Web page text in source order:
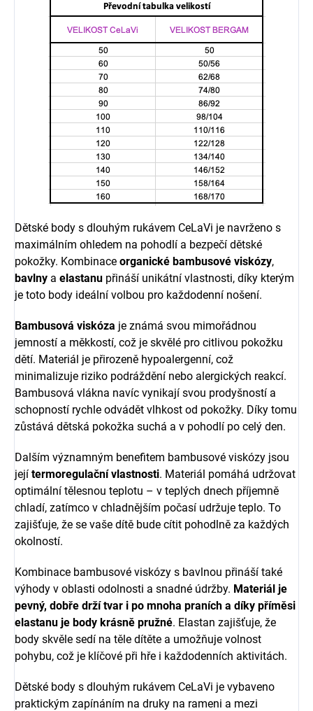
Dětské body s dlouhým rukávem CeLaVi je navrženo s
maximálním ohledem na pohodlí a bezpečí dětské
pokožky. Kombinace organické bambusové viskózy,
bavlny a elastanu přináší unikátní vlastnosti, díky kterým
je toto body ideální volbou pro každodenní nošení.
Bambusová viskóza je známá svou mimořádnou
jemností a měkkostí, což je skvělé pro citlivou pokožku
dětí. Materiál je přirozeně hypoalergenní, což
minimalizuje riziko podráždění nebo alergických reakcí.
Bambusová vlákna navíc vynikají svou prodyšností a
schopností rychle odvádět vlhkost od pokožky. Díky tomu
zůstává dětská pokožka suchá a v pohodlí po celý den.
Dalším významným benefitem bambusové viskózy jsou
její termoregulační vlastnosti. Materiál pomáhá udržovat
optimální tělesnou teplotu – v teplých dnech příjemně
chladí, zatímco v chladnějším počasí udržuje teplo. To
zajišťuje, že se vaše dítě bude cítit pohodlně za každých
okolností.
Kombinace bambusové viskózy s bavlnou přináší také
výhody v oblasti odolnosti a snadné údržby. Materiál je
pevný, dobře drží tvar i po mnoha praních a díky příměsi
elastanu je body krásně pružné. Elastan zajišťuje, že
body skvěle sedí na těle dítěte a umožňuje volnost
pohybu, což je klíčové při hře i každodenních aktivitách.
Dětské body s dlouhým rukávem CeLaVi je vybaveno
praktickým zapínáním na druky na rameni a mezi